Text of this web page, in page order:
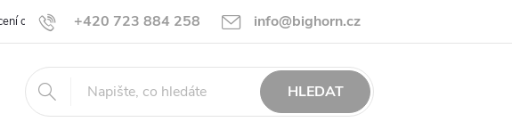
+420 723 884 258 info@bighorn.cz
obchodu Kontakt
HLEDAT